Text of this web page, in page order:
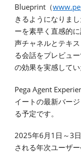
Blueprint （
きるようになりま
ーを素早く直感的に
声チャネルとテキ
る会話をプレビュー
の効果を実感してい
Pega Agent
イートの最新バー
る予定です。
2025年6 月 1 日～3
される年次ユーザ